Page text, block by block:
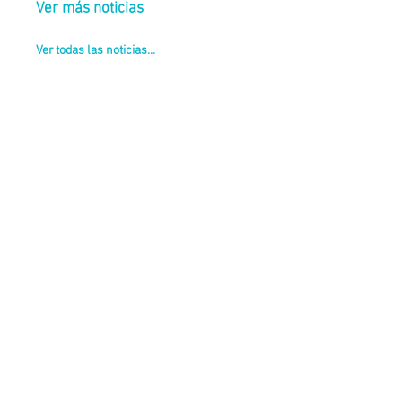
Ver más noticias
Ver todas las noticias...